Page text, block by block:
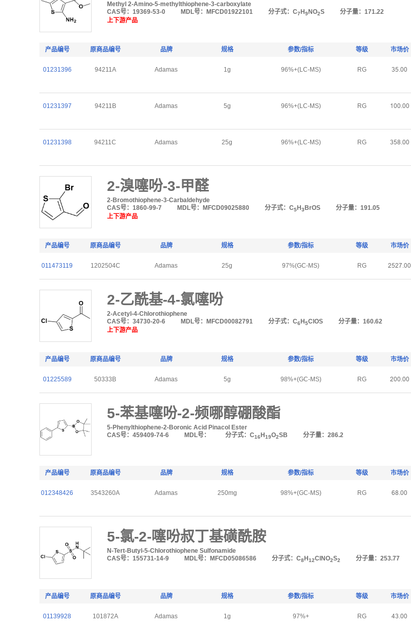
Methyl 2-Amino-5-methylthiophene-3-carboxylate
CAS号：19369-53-0
MDL号：MFCD01922101 分子式：C7 H 9 NO2S
分子量：171.22
上下游产品
产品编号 原商品编号 品牌 规格 参数/指标 等级 市场价
01231396 94211A Adamas 1g 96%+(LC-MS) RG ğŪŕŏŏ
01231397 94211B Adamas 5g 96%+(LC-MS) RG Ȝŏŏŕŏŏ
01231398 94211C Adamas 25g 96%+(LC-MS) RG ğŪȤŕŏŏ
2-溴噻吩-3-甲醛
2-Bromothiophene-3-Carbaldehyde
CAS号：1860-99-7
MDL号：MFCD09025880 分子式：C5H 3 BrOS
分子量：191.05
上下游产品
产品编号 原商品编号 品牌 规格 参数/指标 等级 市场价
011473119 1202504C Adamas 25g 97%(GC-MS) RG ĤŪĤǅŕŏŏ
2-乙酰基-4-氯噻吩
2-Acetyl-4-Chlorothiophene
CAS号：34730-20-6
MDL号：MFCD00082791 分子式：C6 H 5ClOS
分子量：160.62
上下游产品
产品编号 原商品编号 品牌 规格 参数/指标 等级 市场价
01225589 50333B Adamas 5g 98%+(GC-MS) RG Ĥŏŏŕŏŏ
5-苯基噻吩-2-频哪醇硼酸酯
5-Phenylthiophene-2-Boronic Acid Pinacol Ester
CAS号：459409-74-6
MDL号： 分子式：C16 H 19O2SB 分子量：286.2
产品编号 原商品编号 品牌 规格 参数/指标 等级 市场价
012348426 3543260A Adamas 250mg 98%+(GC-MS) RG ĪȤŕŏŏ
5-氯-2-噻吩叔丁基磺酰胺
N-Tert-Butyl-5-Chlorothiophene Sulfonamide
CAS号：155731-14-9
MDL号：MFCD05086586 分子式：C8 H 12ClNO2S2 分子量：253.77
产品编号 原商品编号 品牌 规格 参数/指标 等级 市场价
01139928 101872A Adamas 1g 97%+ RG Ȧğŕŏŏ